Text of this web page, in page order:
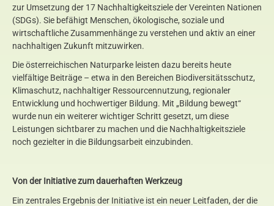
zur Umsetzung der 17 Nachhaltigkeitsziele der Vereinten Nationen
(SDGs). Sie befähigt Menschen, ökologische, soziale und
wirtschaftliche Zusammenhänge zu verstehen und aktiv an einer
nachhaltigen Zukunft mitzuwirken.
Die österreichischen Naturparke leisten dazu bereits heute
vielfältige Beiträge – etwa in den Bereichen Biodiversitätsschutz,
Klimaschutz, nachhaltiger Ressourcennutzung, regionaler
Entwicklung und hochwertiger Bildung. Mit „Bildung bewegt“
wurde nun ein weiterer wichtiger Schritt gesetzt, um diese
Leistungen sichtbarer zu machen und die Nachhaltigkeitsziele
noch gezielter in die Bildungsarbeit einzubinden.
Von der Initiative zum dauerhaften Werkzeug
Ein zentrales Ergebnis der Initiative ist ein neuer Leitfaden, der die